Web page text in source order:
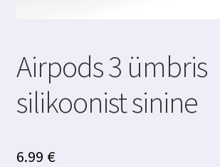
Airpods 3 ümbris
silikoonist sinine
6.99 €